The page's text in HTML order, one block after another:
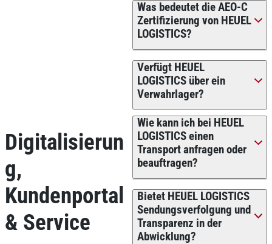
Was bedeutet die AEO-C
Zertifizierung von HEUEL
LOGISTICS?
Verfügt HEUEL
LOGISTICS über ein
Verwahrlager?
Digitalisierun
g,
Kundenportal
& Service
Wie kann ich bei HEUEL
LOGISTICS einen
Transport anfragen oder
beauftragen?
Bietet HEUEL LOGISTICS
Sendungsverfolgung und
Transparenz in der
Abwicklung?